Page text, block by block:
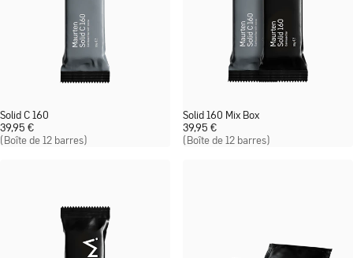
Solid C 160
(Boîte de 12 barres)
39,95 €
Solid 160 Mix Box
(Boîte de 12 barres)
39,95 €